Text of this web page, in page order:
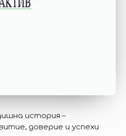
история –
доверие и успехи